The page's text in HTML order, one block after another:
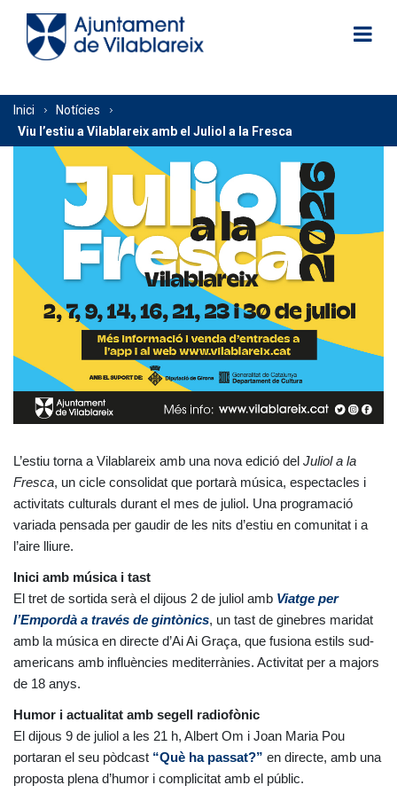
contingut
Fil
d'Ariadna
Inici
Notícies
Viu l’estiu a Vilablareix amb el Juliol a la Fresca
L’estiu torna a Vilablareix amb una nova edició del Juliol a la
Fresca, un cicle consolidat que portarà música, espectacles i
activitats culturals durant el mes de juliol. Una programació
variada pensada per gaudir de les nits d’estiu en comunitat i a
l’aire lliure.
Inici amb música i tast
El tret de sortida serà el dijous 2 de juliol amb Viatge per
l’Empordà a través de gintònics, un tast de ginebres maridat
amb la música en directe d’Ai Ai Graça, que fusiona estils sud-
americans amb influències mediterrànies. Activitat per a majors
de 18 anys.
Humor i actualitat amb segell radiofònic
El dijous 9 de juliol a les 21 h, Albert Om i Joan Maria Pou
portaran el seu pòdcast “Què ha passat?” en directe, amb una
proposta plena d’humor i complicitat amb el públic.